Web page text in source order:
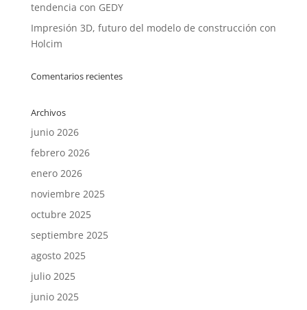
tendencia con GEDY
Impresión 3D, futuro del modelo de construcción con
Holcim
Comentarios recientes
Archivos
junio 2026
febrero 2026
enero 2026
noviembre 2025
octubre 2025
septiembre 2025
agosto 2025
julio 2025
junio 2025